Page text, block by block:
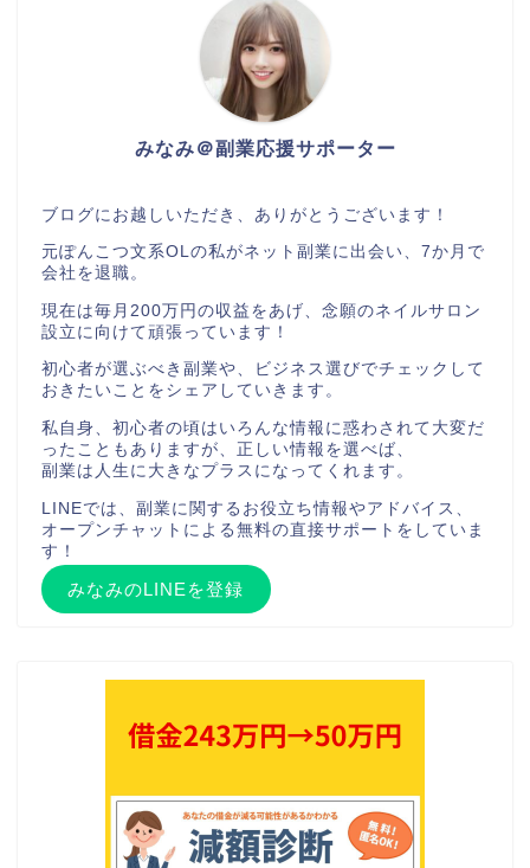
みなみ＠副業応援サポーター
ブログにお越しいただき、ありがとうございます！
元ぽんこつ文系OLの私がネット副業に出会い、7か月で
会社を退職。
現在は毎月200万円の収益をあげ、念願のネイルサロン
設立に向けて頑張っています！
初心者が選ぶべき副業や、ビジネス選びでチェックして
おきたいことをシェアしていきます。
私自身、初心者の頃はいろんな情報に惑わされて大変だ
ったこともありますが、正しい情報を選べば、
副業は人生に大きなプラスになってくれます。
LINEでは、副業に関するお役立ち情報やアドバイス、
オープンチャットによる無料の直接サポートをしていま
す！
みなみのLINEを登録